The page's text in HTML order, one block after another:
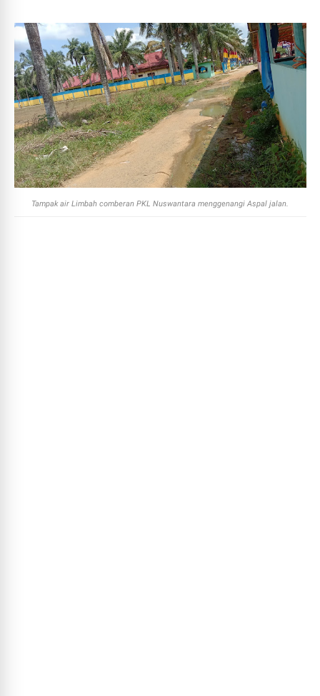
Tampak air Limbah comberan PKL Nuswantara menggenangi Aspal jalan.